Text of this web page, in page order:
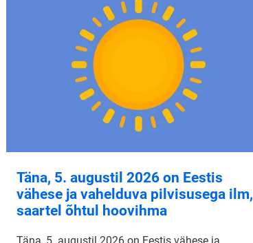
Täna, 5. augustil 2026 on Eestis
vähese ja vahelduva pilvisusega ilm,
saartel õhtul hoovihma